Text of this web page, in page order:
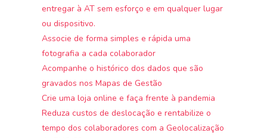
entregar à AT sem esforço e em qualquer lugar
ou dispositivo.
Associe de forma simples e rápida uma
fotografia a cada colaborador
Acompanhe o histórico dos dados que são
gravados nos Mapas de Gestão
Crie uma loja online e faça frente à pandemia
Reduza custos de deslocação e rentabilize o
tempo dos colaboradores com a Geolocalização